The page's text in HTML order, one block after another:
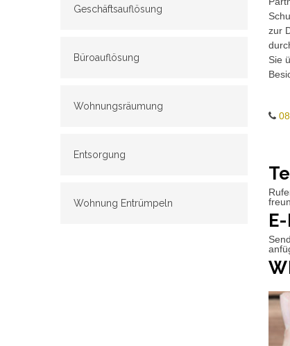
Geschäftsauflösung
Büroauflösung
Wohnungsräumung
Entsorgung
Wohnung Entrümpeln
zur
Sie